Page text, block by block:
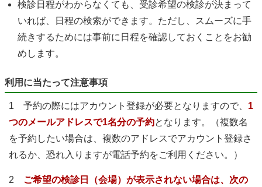
検診日程がわからなくても、受診希望の検診が決まって
いれば、日程の検索ができます。ただし、スムーズに手
続きするためには事前に日程を確認しておくことをお勧
めします。
利用に当たって注意事項
1 予約の際にはアカウント登録が必要となりますので、 1
つのメールアドレスで1名分の予約となります。（複数名
を予約したい場合は、複数のアドレスでアカウント登録さ
れるか、恐れ入りますが電話予約をご利用ください。）
2 ご希望の検診日（会場）が表示されない場合は、次の